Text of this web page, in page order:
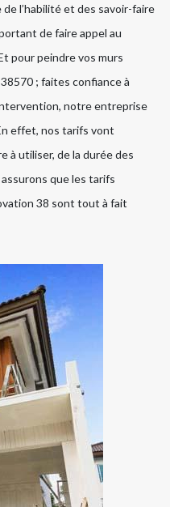
l’habilité et des savoir-faire
de faire appel au
pour peindre vos murs
; faites confiance à
notre entreprise
effet, nos tarifs vont
à utiliser, de la durée des
que les tarifs
38 sont tout à fait